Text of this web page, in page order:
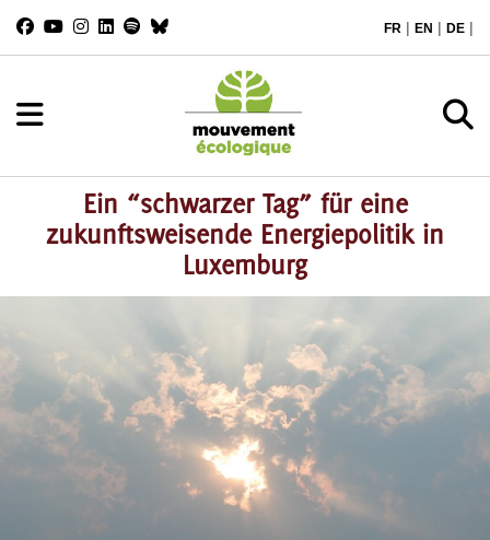
FR | EN | DE |
Ein “schwarzer Tag” für eine
zukunftsweisende Energiepolitik in
Luxemburg